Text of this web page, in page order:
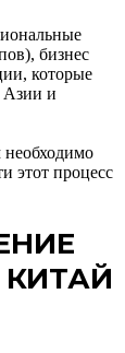
бизнес
которые
Азии и
необходимо
этот процесс